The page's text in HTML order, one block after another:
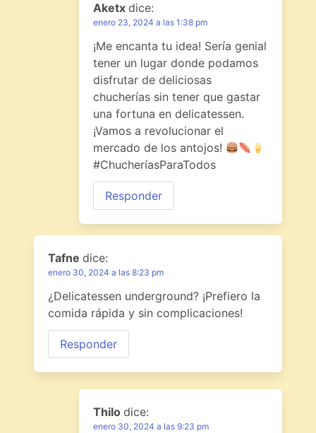
Aketx dice:
enero 23, 2024 a las 1:38 pm
¡Me encanta tu idea! Sería genial
tener un lugar donde podamos
disfrutar de deliciosas
chucherías sin tener que gastar
una fortuna en delicatessen.
¡Vamos a revolucionar el
mercado de los antojos!
#ChucheríasParaTodos
Responder
Tafne dice:
enero 30, 2024 a las 8:23 pm
¿Delicatessen underground? ¡Prefiero la
comida rápida y sin complicaciones!
Responder
Thilo dice:
enero 30, 2024 a las 9:23 pm